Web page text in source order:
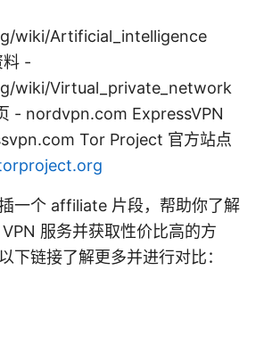
wiki/Artificial_intelligence
料 -
wiki/Virtual_private_network
- nordvpn.com ExpressVPN
Tor Project 官方站点
一个 affiliate 片段，帮助你了解
服务并获取性价比高的方
下链接了解更多并进行对比：